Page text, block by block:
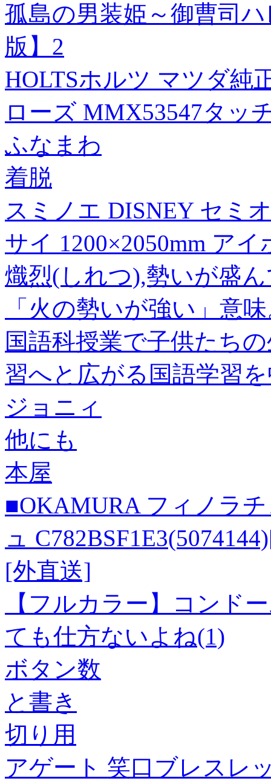
孤島の男装姫～御曹司
版】2
HOLTSホルツ マツダ純
ローズ MMX53547タッ
ふなまわ
着脱
スミノエ DISNEY セミ
サイ 1200×2050mm ア
熾烈(しれつ),勢いが盛
「火の勢いが強い」意
国語科授業で子供たち
習へと広がる国語学習
ジョニィ
他にも
本屋
■OKAMURA フィノラ
ュ
[外直送]
【フルカラー】コンド
ても仕方ないよね(1)
ボタン数
と書き
切り用
アゲート 笑口ブレスレ